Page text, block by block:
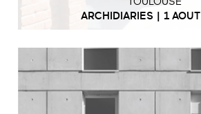
ARCHIDIARIES | 1